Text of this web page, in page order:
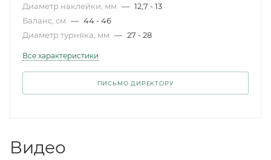
Диаметр наклейки, мм — 12,7 - 13
Баланс, см — 44 - 46
Диаметр турняка, мм — 27 - 28
Все характеристики
ПИСЬМО ДИРЕКТОРУ
Видео